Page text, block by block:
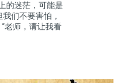
的迷茫，可能是
们不要害怕，
老师，请让我看